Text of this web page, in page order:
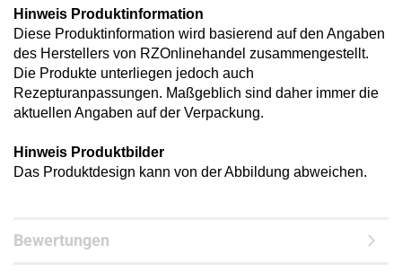
Hinweis Produktinformation
Diese Produktinformation wird basierend auf den Angaben
des Herstellers von RZOnlinehandel zusammengestellt.
Die Produkte unterliegen jedoch auch
Rezepturanpassungen. Maßgeblich sind daher immer die
aktuellen Angaben auf der Verpackung.
Hinweis Produktbilder
Das Produktdesign kann von der Abbildung abweichen.
Bewertungen